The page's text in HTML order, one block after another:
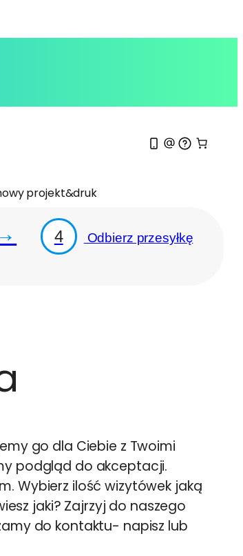
projekt&druk
4 Odbierz przesyłkę
go dla Ciebie z Twoimi
podgląd do akceptacji.
Wybierz ilość wizytówek jaką
jaki? Zajrzyj do naszego
do kontaktu- napisz lub